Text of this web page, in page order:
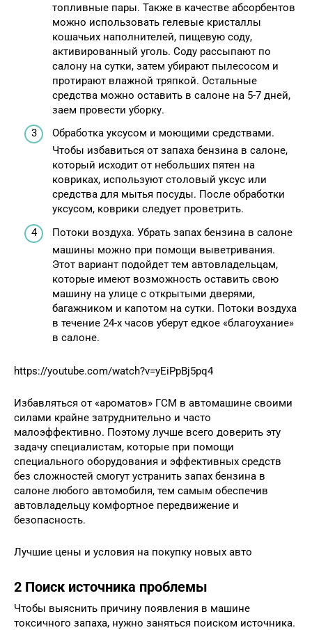
топливные пары. Также в качестве абсорбентов
можно использовать гелевые кристаллы
кошачьих наполнителей, пищевую соду,
активированный уголь. Соду рассыпают по
салону на сутки, затем убирают пылесосом и
протирают влажной тряпкой. Остальные
средства можно оставить в салоне на 5-7 дней,
заем провести уборку.
Обработка уксусом и моющими средствами.
Чтобы избавиться от запаха бензина в салоне,
который исходит от небольших пятен на
ковриках, используют столовый уксус или
средства для мытья посуды. После обработки
уксусом, коврики следует проветрить.
Потоки воздуха. Убрать запах бензина в салоне
машины можно при помощи выветривания.
Этот вариант подойдет тем автовладельцам,
которые имеют возможность оставить свою
машину на улице с открытыми дверями,
багажником и капотом на сутки. Потоки воздуха
в течение 24-х часов уберут едкое «благоухание»
в салоне.
https://youtube.com/watch?v=yEiPpBj5pq4
Избавляться от «ароматов» ГСМ в автомашине своими
силами крайне затруднительно и часто
малоэффективно. Поэтому лучше всего доверить эту
задачу специалистам, которые при помощи
специального оборудования и эффективных средств
без сложностей смогут устранить запах бензина в
салоне любого автомобиля, тем самым обеспечив
автовладельцу комфортное передвижение и
безопасность.
Лучшие цены и условия на покупку новых авто
2 Поиск источника проблемы
Чтобы выяснить причину появления в машине
токсичного запаха, нужно заняться поиском источника.